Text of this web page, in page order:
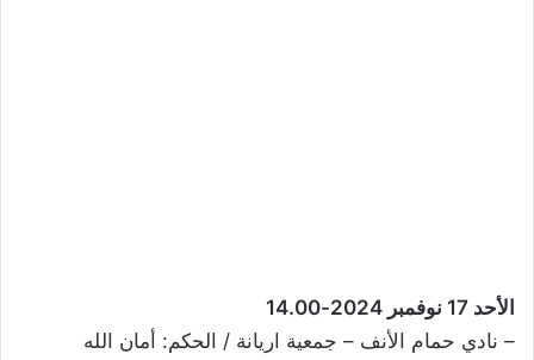
الأحد 17 نوفمبر 2024-14.00
– نادي حمام الأنف – جمعية اريانة / الحكم: أمان الله